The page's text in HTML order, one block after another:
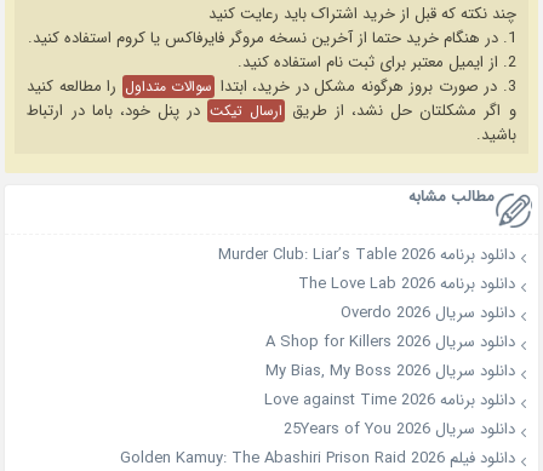
چند نکته که قبل از خرید اشتراک باید رعایت کنید
1. در هنگام خرید حتما از آخرین نسخه مروگر فایرفاکس یا کروم استفاده کنید.
2. از ایمیل معتبر برای ثبت نام استفاده کنید.
3. در صورت بروز هرگونه مشکل در خرید، ابتدا
سوالات متداول را مطالعه کنید
و اگر مشکلتان حل نشد، از طریق ارسال تیکت در پنل خود، باما در ارتباط
باشید.
مطالب مشابه
دانلود برنامه Murder Club: Liar’s Table 2026
دانلود برنامه The Love Lab 2026
دانلود سریال Overdo 2026
دانلود سریال A Shop for Killers 2026
دانلود سریال My Bias, My Boss 2026
دانلود برنامه Love against Time 2026
دانلود سریال 25Years of You 2026
دانلود فیلم Golden Kamuy: The Abashiri Prison Raid 2026